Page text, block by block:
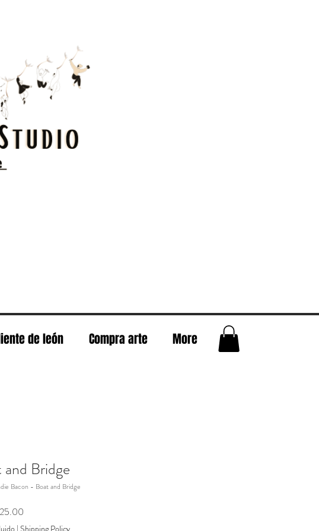
de león Compra arte More
and Bridge
Bacon - Boat and Bridge